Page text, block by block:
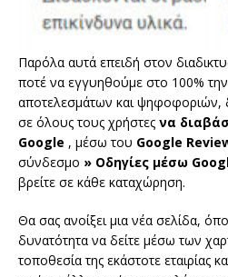
Παρόλα αυτά επειδή στον
ποτέ να εγγυηθούμε στο 100% την
αποτελεσμάτων και ψηφοφοριών,
σε όλους τους χρήστες να
Google , μέσω του Google
σύνδεσμο » Οδηγίες μέσω
βρείτε σε κάθε καταχώρηση.
Θα σας ανοίξει μια νέα σελίδα,
δυνατότητα να δείτε μέσω των
τοποθεσία της εκάστοτε εταιρίας